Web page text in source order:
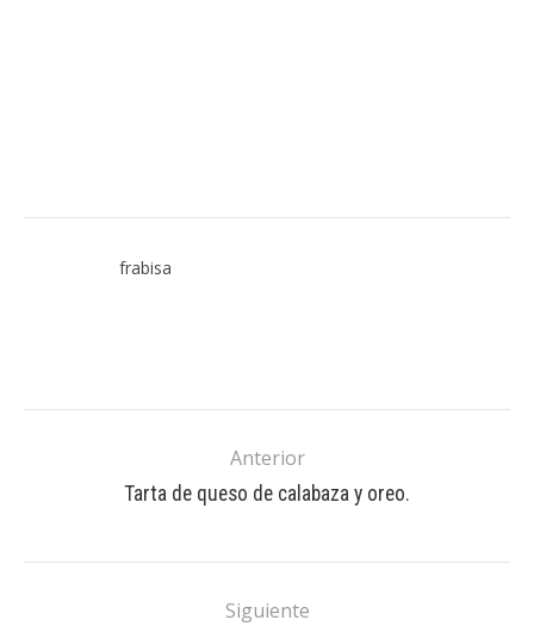
frabisa
Anterior
Tarta de queso de calabaza y oreo.
Siguiente